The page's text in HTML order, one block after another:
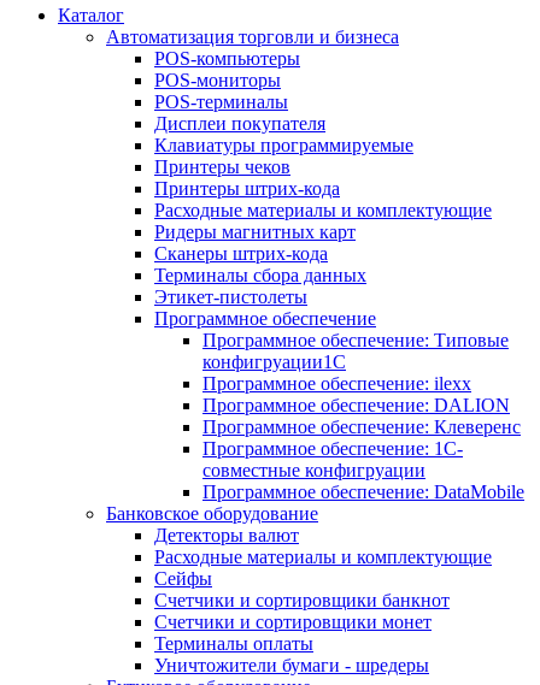
Каталог
Автоматизация торговли и бизнеса
POS-компьютеры
POS-мониторы
POS-терминалы
Дисплеи покупателя
Клавиатуры программируемые
Принтеры чеков
Принтеры штрих-кода
Расходные материалы и комплектующие
Ридеры магнитных карт
Сканеры штрих-кода
Терминалы сбора данных
Этикет-пистолеты
Программное обеспечение
Программное обеспечение: Типовые
конфигруации1С
Программное обеспечение: ilexx
Программное обеспечение: DALION
Программное обеспечение: Клеверенс
Программное обеспечение: 1С-
совместные конфигруации
Программное обеспечение: DataMobile
Банковское оборудование
Детекторы валют
Расходные материалы и комплектующие
Сейфы
Счетчики и сортировщики банкнот
Счетчики и сортировщики монет
Терминалы оплаты
Уничтожители бумаги - шредеры